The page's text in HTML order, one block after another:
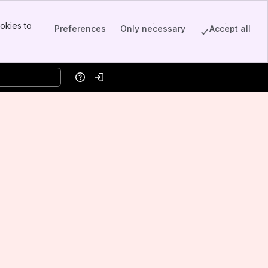
to
Preferences Only necessary Accept all
HelpLog in